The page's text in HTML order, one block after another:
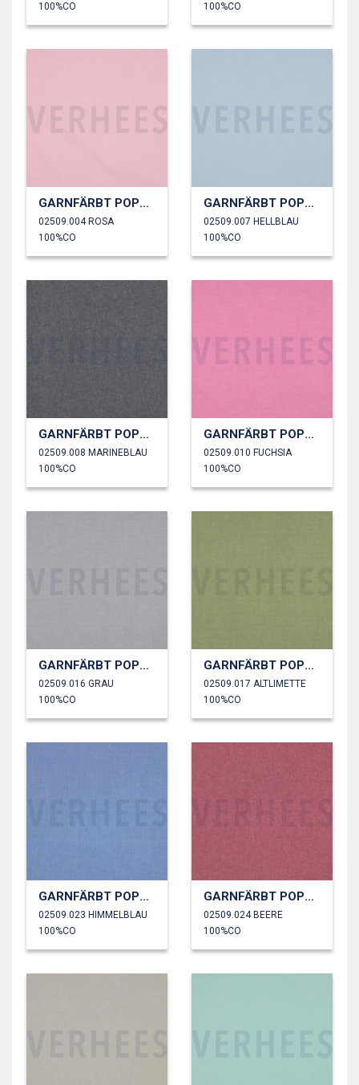
100%CO 100%CO
GARNFÄRBT POPELINE
02509.004 ROSA
100%CO
GARNFÄRBT POPELINE
02509.007 HELLBLAU
100%CO
GARNFÄRBT POPELINE
02509.008 MARINEBLAU
100%CO
GARNFÄRBT POPELINE
02509.010 FUCHSIA
100%CO
GARNFÄRBT POPELINE
02509.016 GRAU
100%CO
GARNFÄRBT POPELINE
02509.017 ALTLIMETTE
100%CO
GARNFÄRBT POPELINE
02509.023 HIMMELBLAU
100%CO
GARNFÄRBT POPELINE
02509.024 BEERE
100%CO